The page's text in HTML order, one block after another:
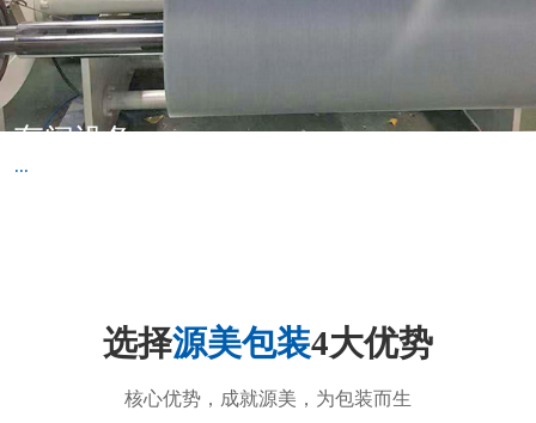
车间设备
...
选择源美包装4大优势
核心优势，成就源美，为包装而生